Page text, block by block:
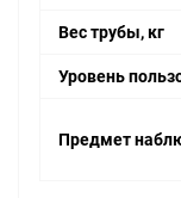
Вес трубы, кг
Уровень
Предмет